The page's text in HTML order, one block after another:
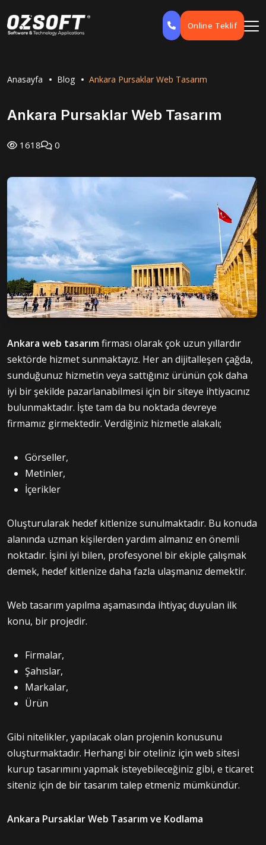
Online Teklif
Anasayfa Blog Ankara Pursaklar Web Tasarım
Ankara Pursaklar Web Tasarım
1618 0
Ankara web tasarımfirması olarak çok uzun yıllardır
sektörde hizmet sunmaktayız. Her an dijitalleşen çağda,
sunduğunuz hizmetin veya sattığınız ürünün çok daha
iyi bir şekilde pazarlanabilmesi için bir siteye ihtiyacınız
bulunmaktadır. İşte tam da bu noktada devreye
firmamız girmektedir. Verdiğiniz hizmetle alakalı;
Görseller,
Metinler,
İçerikler
Oluşturularak hedef kitlenize sunulmaktadır. Bu konuda
alanında uzman kişilerden yardım almanız en önemli
noktadır. İşini iyi bilen, profesyonel bir ekiple çalışmak
demek, hedef kitlenize daha fazla ulaşmanız demektir.
Web tasarım yapılma aşamasında ihtiyaç duyulan ilk
konu, bir projedir.
Firmalar,
Şahıslar,
Markalar,
Ürün
Gibi nitelikler, yapılacak olan projenin konusunu
oluşturmaktadır. Herhangi bir oteliniz için web sitesi
kurup tasarımını yapmak isteyebileceğiniz gibi, e ticaret
siteniz için de bir tasarım talep etmeniz mümkündür.
Ankara Pursaklar Web Tasarım ve Kodlama